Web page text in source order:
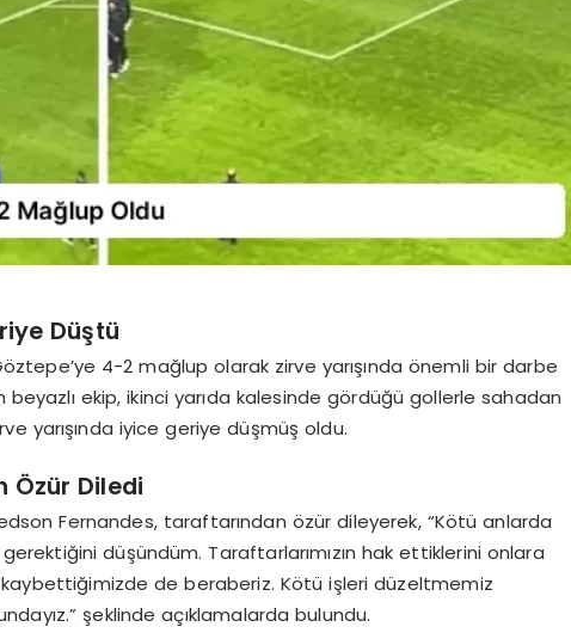
Düştü
4-2 mağlup olarak zirve yarışında önemli bir darbe
beyazlı ekip, ikinci yarıda kalesinde gördüğü gollerle sahadan
yarışında iyice geriye düşmüş oldu.
Özür Diledi
Fernandes, taraftarından özür dileyerek, “Kötü anlarda
düşündüm. Taraftarlarımızın hak ettiklerini onlara
kaybettiğimizde de beraberiz. Kötü işleri düzeltmemiz
şeklinde açıklamalarda bulundu.